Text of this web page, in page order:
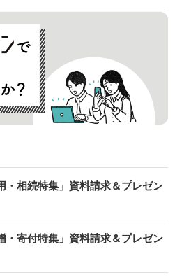
・相続特集」資料請求＆プレゼン
・寄付特集」資料請求＆プレゼン